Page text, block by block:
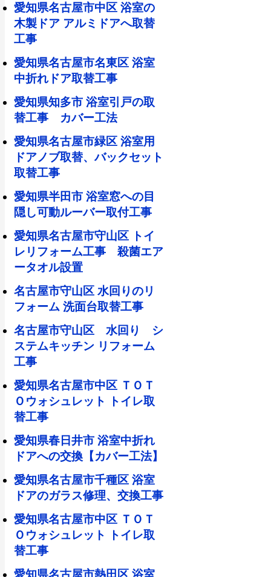
愛知県名古屋市中区 浴室の
木製ドア アルミドアへ取替
工事
愛知県名古屋市名東区 浴室
中折れドア取替工事
愛知県知多市 浴室引戸の取
替工事 カバー工法
愛知県名古屋市緑区 浴室用
ドアノブ取替、バックセット
取替工事
愛知県半田市 浴室窓への目
隠し可動ルーバー取付工事
愛知県名古屋市守山区 トイ
レリフォーム工事 殺菌エア
ータオル設置
名古屋市守山区 水回りのリ
フォーム 洗面台取替工事
名古屋市守山区 水回り シ
ステムキッチン リフォーム
工事
愛知県名古屋市中区 ＴＯＴ
Ｏウォシュレット トイレ取
替工事
愛知県春日井市 浴室中折れ
ドアへの交換【カバー工法】
愛知県名古屋市千種区 浴室
ドアのガラス修理、交換工事
愛知県名古屋市中区 ＴＯＴ
Ｏウォシュレット トイレ取
替工事
愛知県名古屋市熱田区 浴室